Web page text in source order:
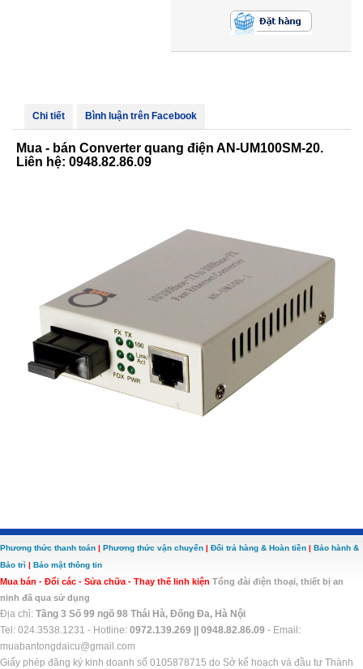
Chi tiết Bình luận trên Facebook
Mua - bán Converter quang điện AN-UM100SM-20.
Liên hệ: 0948.82.86.09
Phương thức thanh toán | Phương thức vận chuyển | Đổi trả hàng & Hoàn tiền | Bảo hành &
Bảo trì | Bảo mật thông tin
Mua bán - Đổi các - Sửa chữa - Thay thế linh kiện Tổng đài điện thoại, thiết bị an
ninh đã qua sử dụng
Địa chỉ: Tầng 3 Số 99 ngõ 98 Thái Hà, Đống Đa, Hà Nội
Tel: 024.3538.1231 - Hotline: 0972.139.269 || 0948.82.86.09 - Email:
muabantongdaicu@gmail.com
Giấy phép đăng ký kinh doanh số 0105878715 do Sở kế hoạch và đầu tư Thành